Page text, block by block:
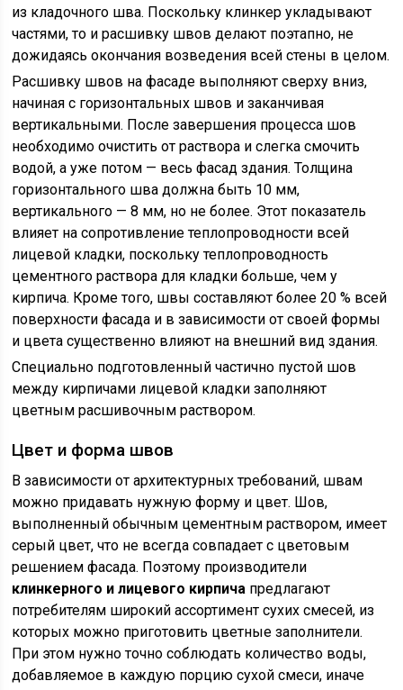
из кладочного шва. Поскольку клинкер укладывают
частями, то и расшивку швов делают поэтапно, не
дожидаясь окончания возведения всей стены в целом.
Расшивку швов на фасаде выполняют сверху вниз,
начиная с горизонтальных швов и заканчивая
вертикальными. После завершения процесса шов
необходимо очистить от раствора и слегка смочить
водой, а уже потом — весь фасад здания. Толщина
горизонтального шва должна быть 10 мм,
вертикального — 8 мм, но не более. Этот показатель
влияет на сопротивление теплопроводности всей
лицевой кладки, поскольку теплопроводность
цементного раствора для кладки больше, чем у
кирпича. Кроме того, швы составляют более 20 % всей
поверхности фасада и в зависимости от своей формы
и цвета существенно влияют на внешний вид здания.
Специально подготовленный частично пустой шов
между кирпичами лицевой кладки заполняют
цветным расшивочным раствором.
Цвет и форма швов
В зависимости от архитектурных требований, швам
можно придавать нужную форму и цвет. Шов,
выполненный обычным цементным раствором, имеет
серый цвет, что не всегда совпадает с цветовым
решением фасада. Поэтому производители
клинкерного и лицевого кирпича предлагают
потребителям широкий ассортимент сухих смесей, из
которых можно приготовить цветные заполнители.
При этом нужно точно соблюдать количество воды,
добавляемое в каждую порцию сухой смеси, иначе